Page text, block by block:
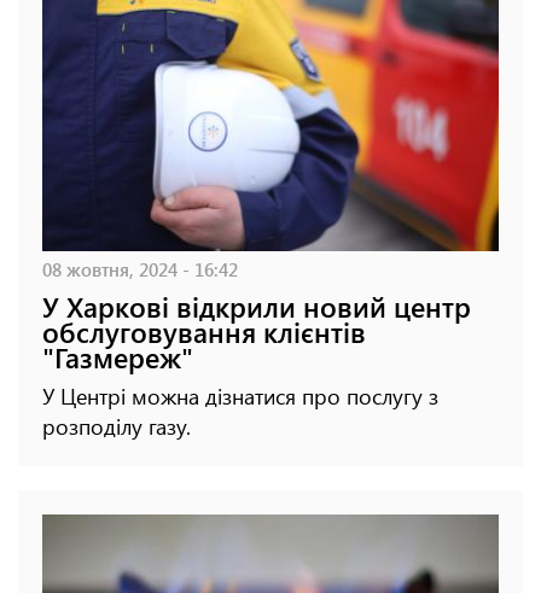
08 жовтня, 2024 - 16:42
У Харкові відкрили новий центр
обслуговування клієнтів
"Газмереж"
У Центрі можна дізнатися про послугу з
розподілу газу.